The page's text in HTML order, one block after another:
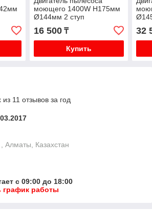
моющего 1400W H175мм
Ø144мм 2 ступ
16 500₸
Купить
32
11 отзывов за год
Алматы, Казахстан
с 09:00 до 18:00
график работы